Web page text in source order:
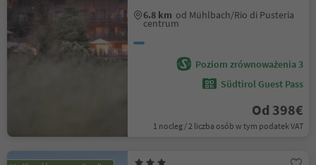
6.8 km od Mühlbach/Rio di Pusteria
centrum
Poziom zrównoważenia 3
Südtirol Guest Pass
Od 398€
1 nocleg / 2 liczba osób w tym podatek VAT